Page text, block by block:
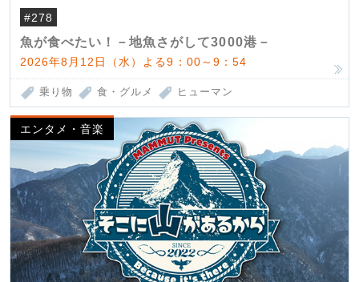
（クロマグロ）
#278
魚が食べたい！－地魚さがして3000港－
2026年8月12日（水）よる9：00～9：54
乗り物 食・グルメ ヒューマン
エンタメ・音楽